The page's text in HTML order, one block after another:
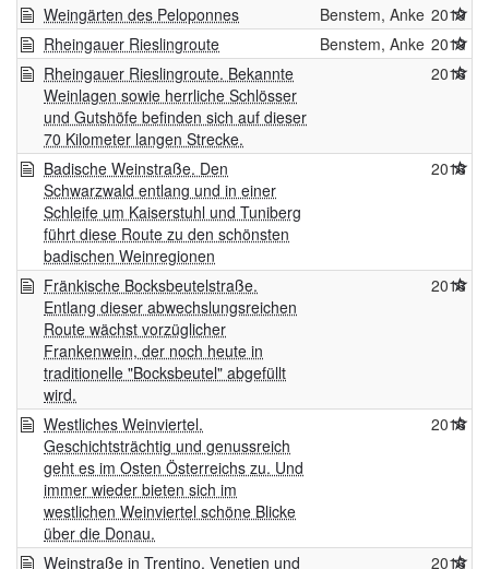
Weingärten des Peloponnes Benstem, Anke 2019
Rheingauer Rieslingroute
Benstem, Anke 2019
Rheingauer Rieslingroute. Bekannte
Weinlagen sowie herrliche Schlösser
und Gutshöfe befinden sich auf dieser
70 Kilometer langen Strecke.
2016
Badische Weinstraße. Den
Schwarzwald entlang und in einer
Schleife um Kaiserstuhl und Tuniberg
führt diese Route zu den schönsten
badischen Weinregionen
2016
Fränkische Bocksbeutelstraße.
Entlang dieser abwechslungsreichen
Route wächst vorzüglicher
Frankenwein, der noch heute in
traditionelle "Bocksbeutel" abgefüllt
wird.
2016
Westliches Weinviertel.
Geschichtsträchtig und genussreich
geht es im Osten Österreichs zu. Und
immer wieder bieten sich im
westlichen Weinviertel schöne Blicke
über die Donau.
2016
Weinstraße in Trentino, Venetien und
2016